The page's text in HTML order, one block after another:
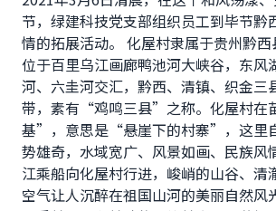
节，绿建科技党支部组织员工到毕节黔
情的拓展活动。 化屋村隶属于贵州黔西
位于百里乌江画廊鸭池河大峡谷，东风
河、六圭河交汇，黔西、清镇、织金三
带，素有“鸡鸣三县”之称。化屋村在
基”，意思是“悬崖下的村寨”，这里
势雄奇，水域宽广、风景如画、民族风
江乘船向化屋村行进，峻峭的山谷、清
空气让人沉醉在祖国山河的美丽自然风